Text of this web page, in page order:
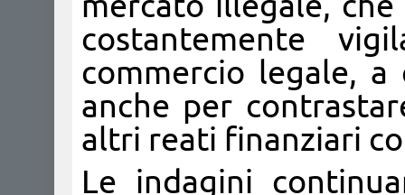
costantemente
commercio legale,
anche per
altri reati finanziari
Le indagini